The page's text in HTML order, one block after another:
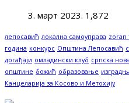
3. март 2023. 1,872
лепосавић локална самоуправа zoran
година конкурс Општина Лепосавић
догађаји омладински клуб српска
општине божић образовање
Канцеларија за Косово и Метохију